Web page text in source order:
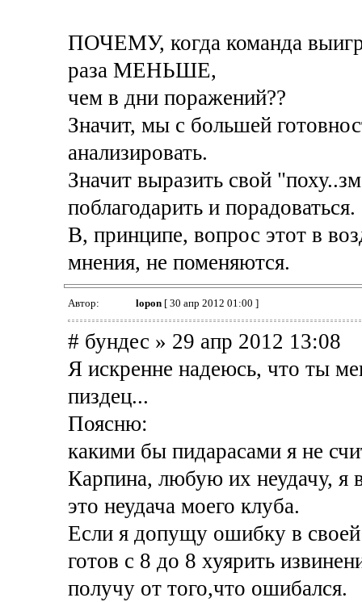
ПОЧЕМУ, когда команда
раза МЕНЬШЕ,
чем в дни поражений??
Значит, мы с большей
анализировать.
Значит выразить свой
поблагодарить и порадоваться.
В, принципе, вопрос этот в
мнения, не поменяются.
Автор: lopon[ 30 апр 2012 01:00 ]
# бундес » 29 апр 2012 13:08
Я искренне надеюсь, что ты
пиздец...
Поясню:
какими бы пидарасами я не
Карпина, любую их неудачу, я
это неудача моего клуба.
Если я допущу ошибку в своей
готов с 8 до 8 хуярить
получу от того,что ошибался.